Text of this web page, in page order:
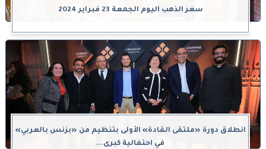
سعر الذهب اليوم الجمعة 23 فبراير 2024
انطلاق دورة «ملتقى القادة» الأولى بتنظيم من «بزنس بالعربي»
في احتفالية كبرى...